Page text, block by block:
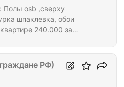
Полы osb ,сверху
шпаклевка, обои
240.000 за
РФ)